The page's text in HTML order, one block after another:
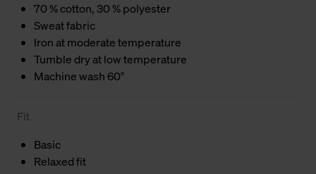
70 % cotton, 30 % polyester
Sweat fabric
Iron at moderate temperature
Tumble dry at low temperature
Machine wash 60°
Fit
Basic
Relaxed fit